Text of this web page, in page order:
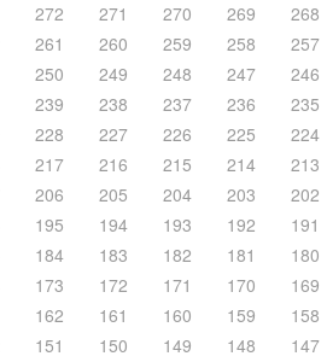
272 271 270 269 268
261 260 259 258 257
250 249 248 247 246
239 238 237 236 235
228 227 226 225 224
217 216 215 214 213
206 205 204 203 202
195 194 193 192 191
184 183 182 181 180
173 172 171 170 169
162 161 160 159 158
151 150 149 148 147